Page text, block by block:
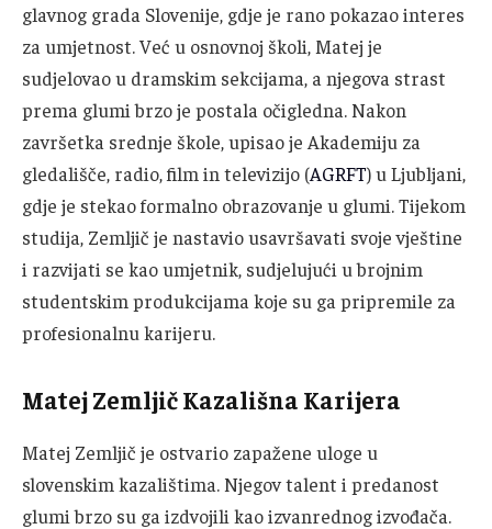
glavnog grada Slovenije, gdje je rano pokazao interes
za umjetnost. Već u osnovnoj školi, Matej je
sudjelovao u dramskim sekcijama, a njegova strast
prema glumi brzo je postala očigledna. Nakon
završetka srednje škole, upisao je Akademiju za
gledališče, radio, film in televizijo (AGRFT) u Ljubljani,
gdje je stekao formalno obrazovanje u glumi. Tijekom
studija, Zemljič je nastavio usavršavati svoje vještine
i razvijati se kao umjetnik, sudjelujući u brojnim
studentskim produkcijama koje su ga pripremile za
profesionalnu karijeru.
Matej Zemljič Kazališna Karijera
Matej Zemljič je ostvario zapažene uloge u
slovenskim kazalištima. Njegov talent i predanost
glumi brzo su ga izdvojili kao izvanrednog izvođača.